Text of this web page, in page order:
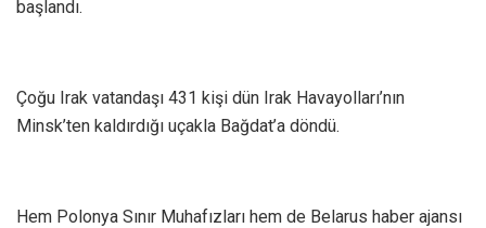
başlandı.
Çoğu Irak vatandaşı 431 kişi dün Irak Havayolları’nın
Minsk’ten kaldırdığı uçakla Bağdat’a döndü.
Hem Polonya Sınır Muhafızları hem de Belarus haber ajansı